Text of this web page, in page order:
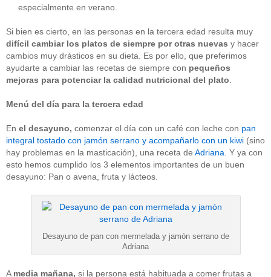
especialmente en verano.
Si bien es cierto, en las personas en la tercera edad resulta muy
difícil cambiar los platos de siempre por otras nuevas y hacer
cambios muy drásticos en su dieta. Es por ello, que preferimos
ayudarte a cambiar las recetas de siempre con pequeños
mejoras para potenciar la calidad nutricional del plato
Menú del día para la tercera edad
En el desayuno, comenzar el día con un café con leche con pan
integral tostado con jamón serrano y acompañarlo con un kiwi (sino
hay problemas en la masticación), una receta de Adriana . Y ya con
esto hemos cumplido los 3 elementos importantes de un buen
desayuno: Pan o avena, fruta y lácteos.
Desayuno de pan con mermelada y jamón serrano de
Adriana
A media mañana, si la persona está habituada a comer frutas a